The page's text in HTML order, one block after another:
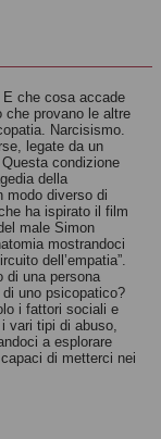
Simon
che cosa accade
che provano le altre
Narcisismo.
legate da un
condizione
della
modo diverso di
ha ispirato il film
male Simon
mostrandoci
dell’empatia”.
di una persona
uno psicopatico?
i fattori sociali e
vari tipi di abuso,
a esplorare
di metterci nei